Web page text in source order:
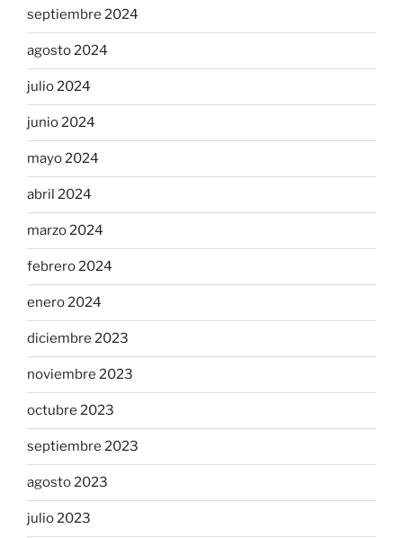
septiembre 2024
agosto 2024
julio 2024
junio 2024
mayo 2024
abril 2024
marzo 2024
febrero 2024
enero 2024
diciembre 2023
noviembre 2023
octubre 2023
septiembre 2023
agosto 2023
julio 2023